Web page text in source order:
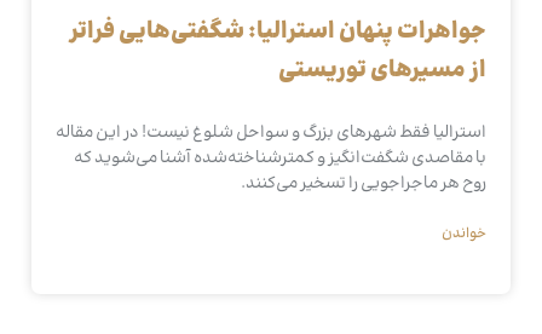
جواهرات پنهان استرالیا: شگفتی‌هایی فراتر
از مسیرهای توریستی
استرالیا فقط شهرهای بزرگ و سواحل شلوغ نیست! در این مقاله
با مقاصدی شگفت‌انگیز و کمترشناخته‌شده آشنا می‌شوید که
روح هر ماجراجویی را تسخیر می‌کنند.
خواندن